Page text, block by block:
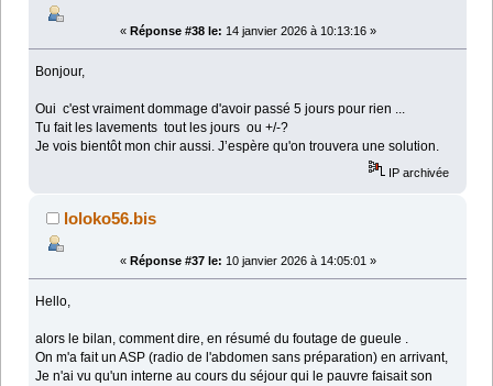
« Réponse #38 le: 14 janvier 2026 à 10:13:16 »
Bonjour,
Oui c'est vraiment dommage d'avoir passé 5 jours pour rien ...
Tu fait les lavements tout les jours ou +/-?
Je vois bientôt mon chir aussi. J’espère qu'on trouvera une solution.
IP archivée
loloko56.bis
« Réponse #37 le: 10 janvier 2026 à 14:05:01 »
Hello,
alors le bilan, comment dire, en résumé du foutage de gueule .
On m'a fait un ASP (radio de l'abdomen sans préparation) en arrivant,
Je n'ai vu qu'un interne au cours du séjour qui le pauvre faisait son